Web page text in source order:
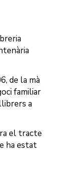
de la mà
familiar
a
el tracte
ha estat